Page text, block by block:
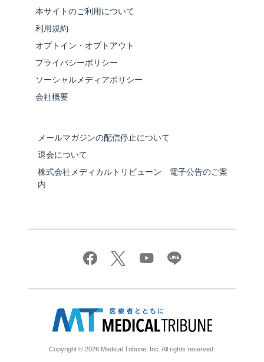
本サイトのご利用について
利用規約
オプトイン・オプトアウト
プライバシーポリシー
ソーシャルメディアポリシー
会社概要
メールマガジンの配信停止について
退会について
株式会社メディカルトリビューン 電子公告のご案
内
Copyright © 2026 Medical Tribune, Inc. All rights reserved.